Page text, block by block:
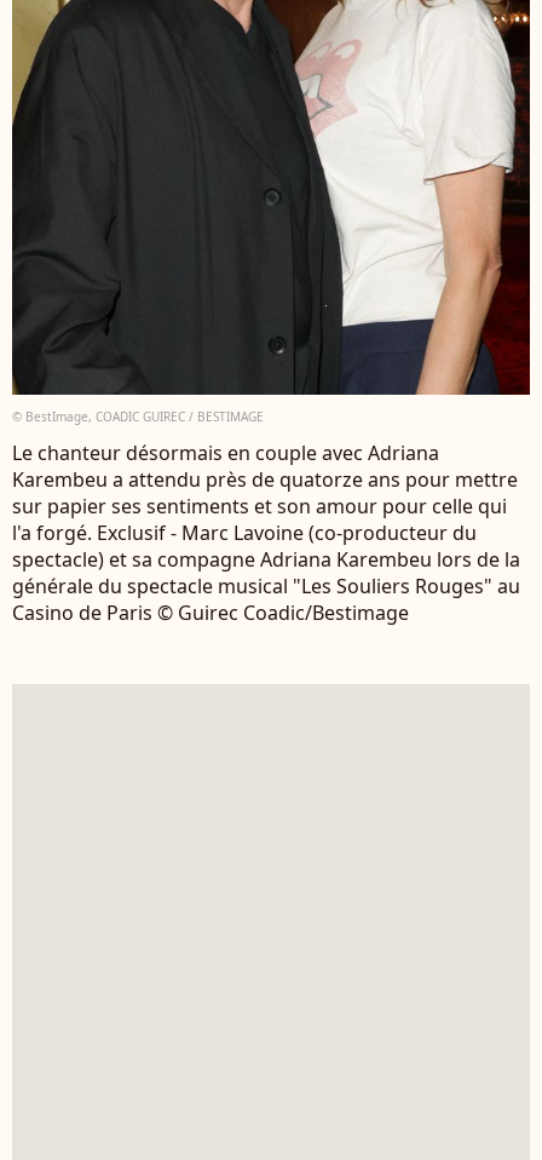
© BestImage, COADIC GUIREC / BESTIMAGE
Le chanteur désormais en couple avec Adriana
Karembeu a attendu près de quatorze ans pour mettre
sur papier ses sentiments et son amour pour celle qui
l'a forgé. Exclusif - Marc Lavoine (co-producteur du
spectacle) et sa compagne Adriana Karembeu lors de la
générale du spectacle musical "Les Souliers Rouges" au
Casino de Paris © Guirec Coadic/Bestimage